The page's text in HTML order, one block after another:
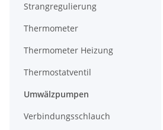
Strangregulierung
Thermometer
Thermometer Heizung
Thermostatventil
Umwälzpumpen
Verbindungsschlauch